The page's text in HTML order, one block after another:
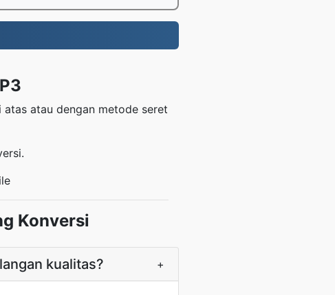
atau dengan metode seret
Konversi
kualitas? +